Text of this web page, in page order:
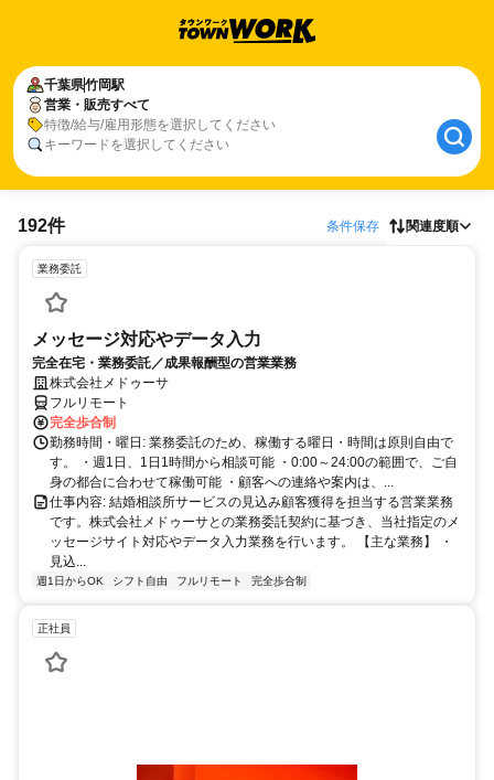
千葉県竹岡駅
営業・販売すべて
特徴/給与/雇用形態を選択してください
キーワードを選択してください
192件 条件保存 関連度順
業務委託
メッセージ対応やデータ入力
完全在宅・業務委託／成果報酬型の営業業務
株式会社メドゥーサ
フルリモート
完全歩合制
勤務時間・曜日: 業務委託のため、稼働する曜日・時間は原則自由で
す。 ・週1日、1日1時間から相談可能 ・0:00～24:00の範囲で、ご自
身の都合に合わせて稼働可能 ・顧客への連絡や案内は、...
仕事内容: 結婚相談所サービスの見込み顧客獲得を担当する営業業務
です。株式会社メドゥーサとの業務委託契約に基づき、当社指定のメ
ッセージサイト対応やデータ入力業務を行います。 【主な業務】 ・
見込...
週1日からOK シフト自由 フルリモート 完全歩合制
正社員